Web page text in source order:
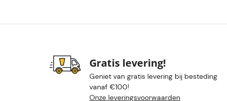
Gratis levering!
Geniet van gratis levering bij besteding
vanaf €100!
Onze leveringsvoorwaarden